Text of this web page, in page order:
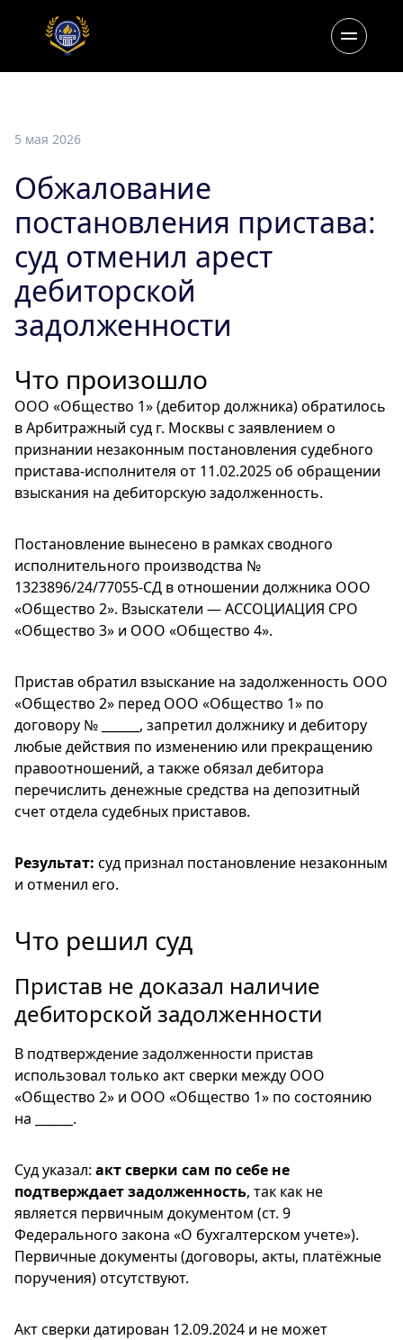
5 мая 2026
Обжалование
постановления пристава:
суд отменил арест
дебиторской
задолженности
Что произошло
ООО «Общество 1» (дебитор должника) обратилось
в Арбитражный суд г. Москвы с заявлением о
признании незаконным постановления судебного
пристава-исполнителя от 11.02.2025 об обращении
взыскания на дебиторскую задолженность.
Постановление вынесено в рамках сводного
исполнительного производства №
1323896/24/77055-СД в отношении должника ООО
«Общество 2». Взыскатели — АССОЦИАЦИЯ СРО
«Общество 3» и ООО «Общество 4».
Пристав обратил взыскание на задолженность ООО
«Общество 2» перед ООО «Общество 1» по
договору № ______, запретил должнику и дебитору
любые действия по изменению или прекращению
правоотношений, а также обязал дебитора
перечислить денежные средства на депозитный
счет отдела судебных приставов.
Результат: суд признал постановление незаконным
и отменил его.
Что решил суд
Пристав не доказал наличие
дебиторской задолженности
В подтверждение задолженности пристав
использовал только акт сверки между ООО
«Общество 2» и ООО «Общество 1» по состоянию
на ______.
Суд указал: акт сверки сам по себе не
подтверждает задолженность, так как не
является первичным документом (ст. 9
Федерального закона «О бухгалтерском учете»).
Первичные документы (договоры, акты, платёжные
поручения) отсутствуют.
Акт сверки датирован 12.09.2024 и не может